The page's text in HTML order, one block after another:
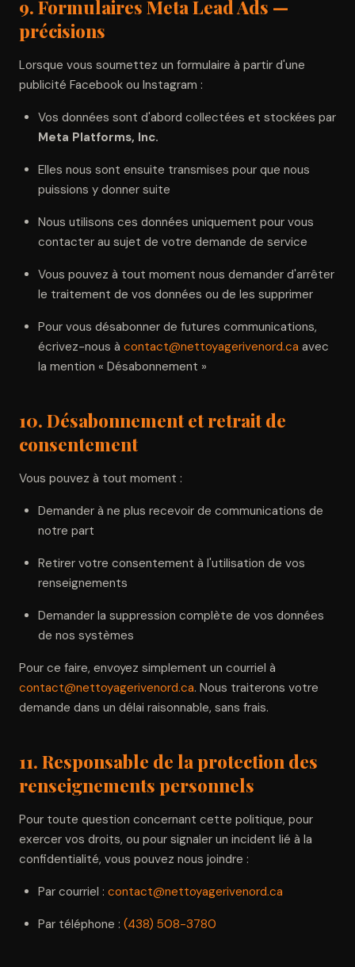
9. Formulaires Meta Lead Ads —
précisions
Lorsque vous soumettez un formulaire à partir d'une
publicité Facebook ou Instagram :
Vos données sont d'abord collectées et stockées par
Meta Platforms, Inc.
Elles nous sont ensuite transmises pour que nous
puissions y donner suite
Nous utilisons ces données uniquement pour vous
contacter au sujet de votre demande de service
Vous pouvez à tout moment nous demander d'arrêter
le traitement de vos données ou de les supprimer
Pour vous désabonner de futures communications,
écrivez-nous à contact@nettoyagerivenord.ca avec
la mention « Désabonnement »
10. Désabonnement et retrait de
consentement
Vous pouvez à tout moment :
Demander à ne plus recevoir de communications de
notre part
Retirer votre consentement à l'utilisation de vos
renseignements
Demander la suppression complète de vos données
de nos systèmes
Pour ce faire, envoyez simplement un courriel à
contact@nettoyagerivenord.ca. Nous traiterons votre
demande dans un délai raisonnable, sans frais.
11. Responsable de la protection des
renseignements personnels
Pour toute question concernant cette politique, pour
exercer vos droits, ou pour signaler un incident lié à la
confidentialité, vous pouvez nous joindre :
Par courriel : contact@nettoyagerivenord.ca
Par téléphone : (438) 508-3780